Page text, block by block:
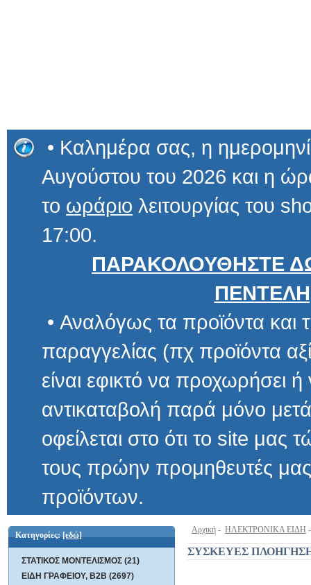
• Καλημέρα σας, η
Αυγούστου του 2026 και η
το ωράριο λειτουργίας του
17:00.
ΠΑΡΑΚΟΛΟΥΘΗΣΤΕ
• Αναλόγως τα προϊόντα και
παραγγελίας (πχ προϊόντα αξίας
είναι εφικτό να προχωρήσει ή να
αντικαταβολή παρά μόνο μετά
οφείλεται στο ότι το site μας τώρα
τους πρώην προμηθευτές μας
προϊόντων.
Κατηγορίες:[εδώ]
ΣΤΑΤΙΚΟΣ ΜΟΝΤΕΛΙΣΜΟΣ (21)
ΕΙΔΗ ΓΡΑΦΕΙΟΥ, B2B (2697)
Αρχική - ΗΛΕΚΤΡΟΝΙΚΑ ΕΙΔΗ
ΣΥΣΚΕΥΕΣ